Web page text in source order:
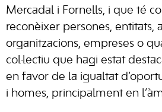
Mercadal i Fornells, i que té
reconèixer persones, entitats,
organitzacions, empreses o
col·lectiu que hagi estat
en favor de la igualtat
i homes, principalment en